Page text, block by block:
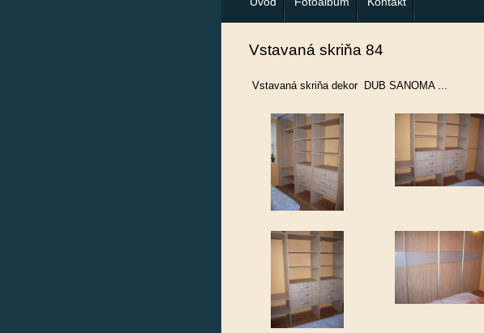
Vstavaná skriňa 84
Vstavaná skriňa dekor DUB SANOMA ...